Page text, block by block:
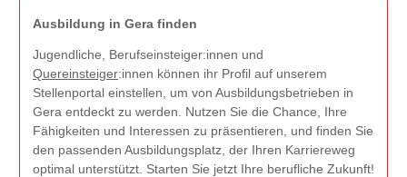
Ausbildung in Gera finden
Jugendliche, Berufseinsteiger:innen und
Quereinsteiger:innen können ihr Profil auf unserem
Stellenportal einstellen, um von Ausbildungsbetrieben in
Gera entdeckt zu werden. Nutzen Sie die Chance, Ihre
Fähigkeiten und Interessen zu präsentieren, und finden Sie
den passenden Ausbildungsplatz, der Ihren Karriereweg
optimal unterstützt. Starten Sie jetzt Ihre berufliche Zukunft!